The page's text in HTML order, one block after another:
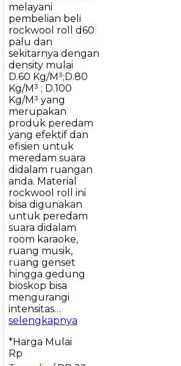
melayani
pembelian beli
rockwool roll d60
palu dan
sekitarnya dengan
density mulai
D.60 Kg/M³;D.80
Kg/M³ ; D.100
Kg/M³ yang
merupakan
produk peredam
yang efektif dan
efisien untuk
meredam suara
didalam ruangan
anda. Material
rockwool roll ini
bisa digunakan
untuk peredam
suara didalam
room karaoke,
ruang musik,
ruang genset
hingga gedung
bioskop bisa
mengurangi
intensitas…
selengkapnya
*Harga Mulai
Rp